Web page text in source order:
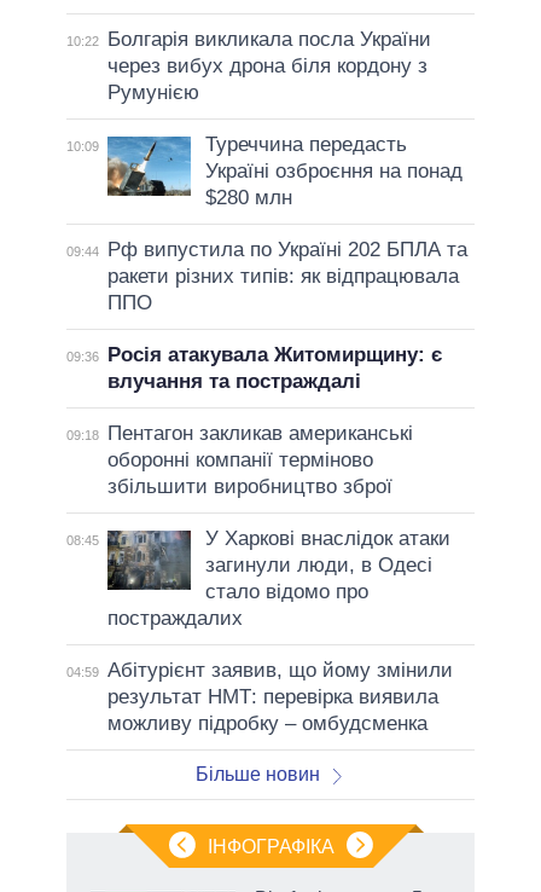
10:22
Болгарія викликала посла України
через вибух дрона біля кордону з
Румунією
10:09
Туреччина передасть
Україні озброєння на понад
$280 млн
09:44
Рф випустила по Україні 202 БПЛА та
ракети різних типів: як відпрацювала
ППО
09:36
Росія атакувала Житомирщину: є
влучання та постраждалі
09:18
Пентагон закликав американські
оборонні компанії терміново
збільшити виробництво зброї
08:45
У Харкові внаслідок атаки
загинули люди, в Одесі
стало відомо про
постраждалих
04:59 Абітурієнт заявив, що йому змінили
результат НМТ: перевірка виявила
можливу підробку – омбудсменка
Більше новин
ІНФОГРАФІКА